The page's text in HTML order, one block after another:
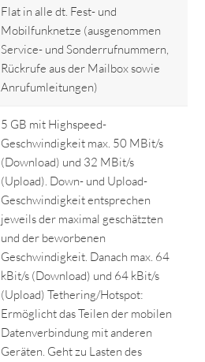
Flat in alle dt. Fest- und
Mobilfunknetze (ausgenommen
Service- und Sonderrufnummern,
Rückrufe aus der Mailbox sowie
Anrufumleitungen)
5 GB mit Highspeed-
Geschwindigkeit max. 50 MBit/s
(Download) und 32 MBit/s
(Upload). Down- und Upload-
Geschwindigkeit entsprechen
jeweils der maximal geschätzten
und der beworbenen
Geschwindigkeit. Danach max. 64
kBit/s (Download) und 64 kBit/s
(Upload) Tethering/Hotspot:
Ermöglicht das Teilen der mobilen
Datenverbindung mit anderen
Geräten. Geht zu Lasten des